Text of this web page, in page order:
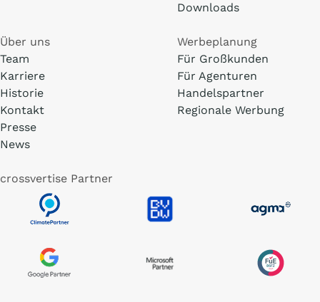
Downloads
Über uns
Team
Karriere
Historie
Kontakt
Presse
News
Werbeplanung
Für Großkunden
Für Agenturen
Handelspartner
Regionale Werbung
crossvertise Partner